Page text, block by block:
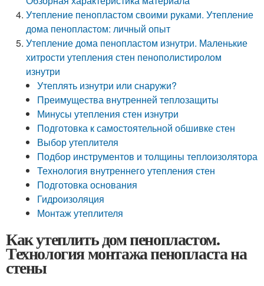
Утепление пенопластом своими руками. Утепление
дома пенопластом: личный опыт
Утепление дома пенопластом изнутри. Маленькие
хитрости утепления стен пенополистиролом
изнутри
Утеплять изнутри или снаружи?
Преимущества внутренней теплозащиты
Минусы утепления стен изнутри
Подготовка к самостоятельной обшивке стен
Выбор утеплителя
Подбор инструментов и толщины теплоизолятора
Технология внутреннего утепления стен
Подготовка основания
Гидроизоляция
Монтаж утеплителя
Как утеплить дом пенопластом.
Технология монтажа пенопласта на
стены